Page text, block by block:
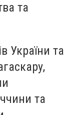
та
України та
та